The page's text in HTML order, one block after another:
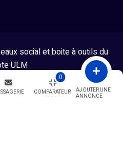
COMPARATEUR
0
AJOUTER UNE
ANNONCE
social et boite à outils du
ULM
- Developpé par GG Team